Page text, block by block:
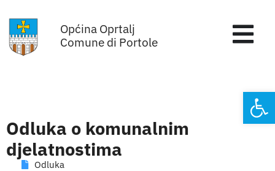
content
Općina Oprtalj
Comune di Portole
Sa sjednica vijeća
Odluka o komunalnim
djelatnostima
Odluka